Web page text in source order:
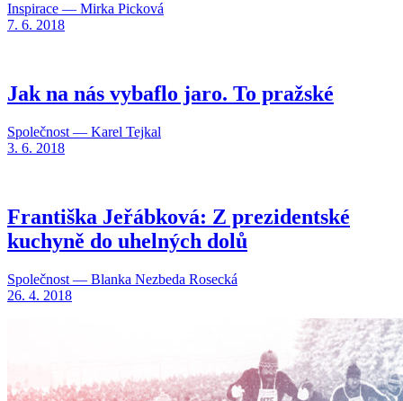
Inspirace — Mirka Picková
7. 6. 2018
Jak na nás vybaflo jaro. To pražské
Společnost — Karel Tejkal
3. 6. 2018
Františka Jeřábková: Z prezidentské
kuchyně do uhelných dolů
Společnost — Blanka Nezbeda Rosecká
26. 4. 2018